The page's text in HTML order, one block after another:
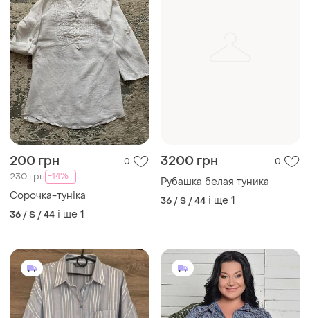
200 грн 0
230 грн -14%
Сорочка-туніка
36 / S / 44 і ще 1
3200 грн 0
Рубашка белая туника
36 / S / 44 і ще 1